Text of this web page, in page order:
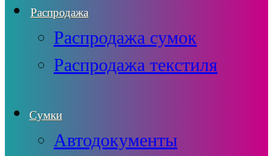
Распродажа
Распродажа сумок
Распродажа текстиля
Сумки
Автодокументы